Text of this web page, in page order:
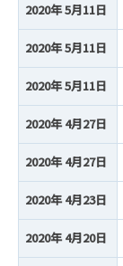
2020年 5月11日
2020年 5月11日
2020年 5月11日
2020年 4月27日
2020年 4月27日
2020年 4月23日
2020年 4月20日